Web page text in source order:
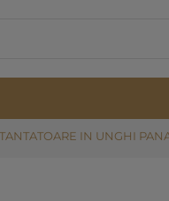
IN UNGHI